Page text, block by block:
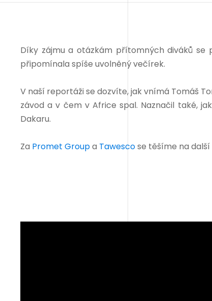
Díky zájmu a otázkám přítomných diváků
připomínala spíše uvolněný večírek.
V naší reportáži se dozvíte, jak vnímá Tomáš
závod a v čem v Africe spal. Naznačil také,
Dakaru.
Za Promet Groupa Tawescose těšíme na